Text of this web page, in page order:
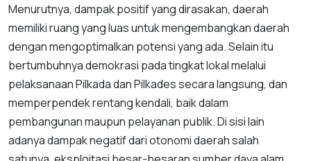
Menurutnya, dampak positif yang dirasakan, daerah
memiliki ruang yang luas untuk mengembangkan daerah
dengan mengoptimalkan potensi yang ada. Selain itu
bertumbuhnya demokrasi pada tingkat lokal melalui
pelaksanaan Pilkada dan Pilkades secara langsung, dan
memperpendek rentang kendali, baik dalam
pembangunan maupun pelayanan publik. Di sisi lain
adanya dampak negatif dari otonomi daerah salah